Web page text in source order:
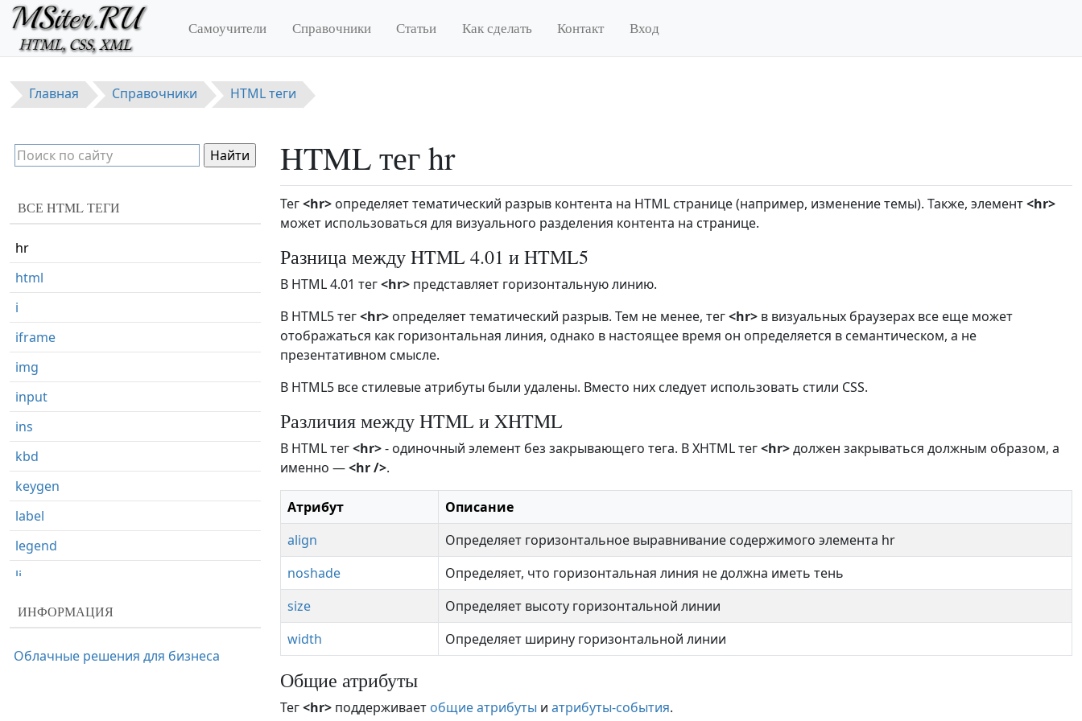
Перейти к основному содержанию
Самоучители Справочники Статьи Как сделать Контакт Вход
Главная Справочники HTML теги
HTML тег hr
Тег<hr> определяет тематический разрыв контента на HTML странице (например, изменение темы). Также, элемент<hr>
может использоваться для визуального разделения контента на странице.
Разница между HTML 4.01 и HTML5
В HTML 4.01 тег<hr> представляет горизонтальную линию.
В HTML5 тег<hr> определяет тематический разрыв. Тем не менее, тег<hr> в визуальных браузерах все еще может
отображаться как горизонтальная линия, однако в настоящее время он определяется в семантическом, а не
презентативном смысле.
В HTML5 все стилевые атрибуты были удалены. Вместо них следует использовать стили CSS.
Различия между HTML и XHTML
В HTML тег<hr>- одиночный элемент без закрывающего тега. В XHTML тег<hr>должен закрываться должным образом, а
именно —<hr />.
Атрибут
Описание
align
Определяет горизонтальное выравнивание содержимого элемента hr
noshade
Определяет, что горизонтальная линия не должна иметь тень
size
Определяет высоту горизонтальной линии
width
Определяет ширину горизонтальной линии
Общие атрибуты
Тег<hr> поддерживает общие атрибуты и атрибуты-события.
ВСЕ HTML ТЕГИ
font
footer
frame
h1-h6
header
hr
html
i
iframe
img
input
ins
kbd
keygen
label
legend
li
link
map
ИНФОРМАЦИЯ
Облачные решения для бизнеса